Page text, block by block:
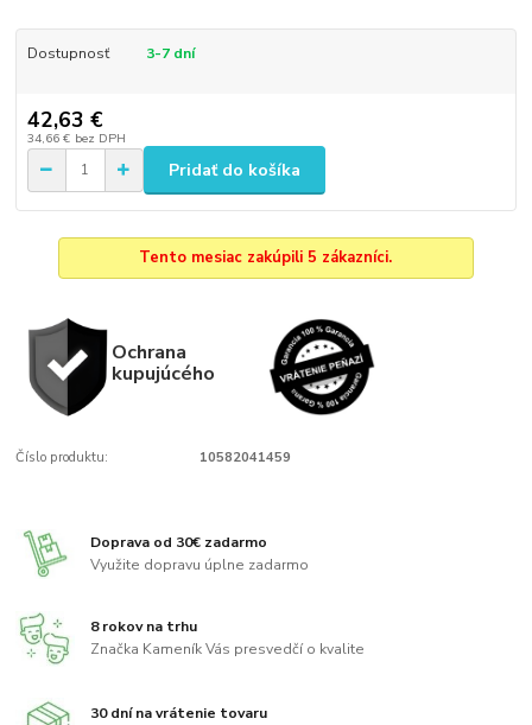
Dostupnosť 3-7 dní
42,63 €
34,66 € bez DPH
Pridať do košíka
Tento mesiac zakúpili 5 zákazníci.
Ochrana
kupujúcého
Číslo produktu: 10582041459
Doprava od 30€ zadarmo
Využite dopravu úplne zadarmo
8 rokov na trhu
Značka Kameník Vás presvedčí o kvalite
30 dní na vrátenie tovaru